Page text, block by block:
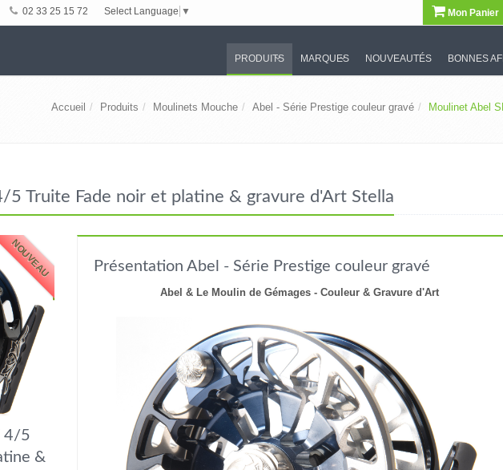
02 33 25 15 72 Select Language ▼ Mon Panier
PRODUITS MARQUES NOUVEAUTÉS BONNES
Accueil Produits Moulinets Mouche Abel - Série Prestige couleur gravé Moulinet Abel
5 Truite Fade noir et platine & gravure d'Art Stella
NOUVEAU
4/5
&
Présentation Abel - Série Prestige couleur gravé
Abel & Le Moulin de Gémages - Couleur & Gravure d'Art